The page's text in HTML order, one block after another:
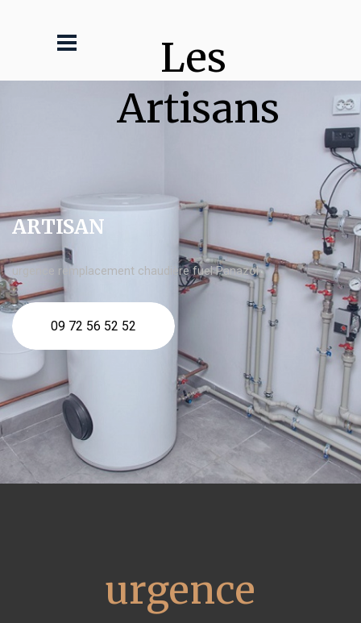
Les
Artisans
ARTISAN
urgence remplacement chaudière fuel Panazol
09 72 56 52 52
urgence